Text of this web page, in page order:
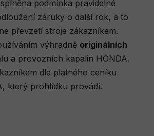
podmínka pravidelné
záruky o další rok, a to
převzetí stroje zákazníkem.
výhradně originálních
a provozních kapalin HONDA.
dle platného ceníku
který prohlídku provádí.